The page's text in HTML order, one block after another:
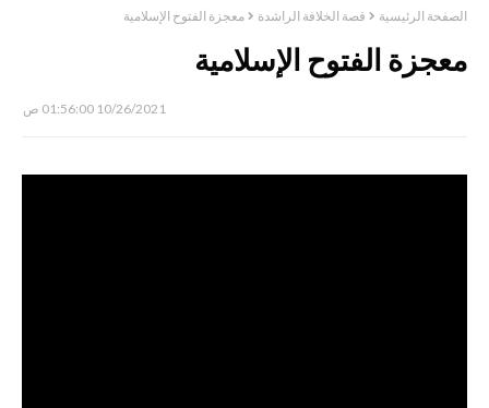
الصفحة الرئيسية قصة الخلافة الراشدة معجزة الفتوح الإسلامية
معجزة الفتوح الإسلامية
10/26/2021 01:56:00 ص